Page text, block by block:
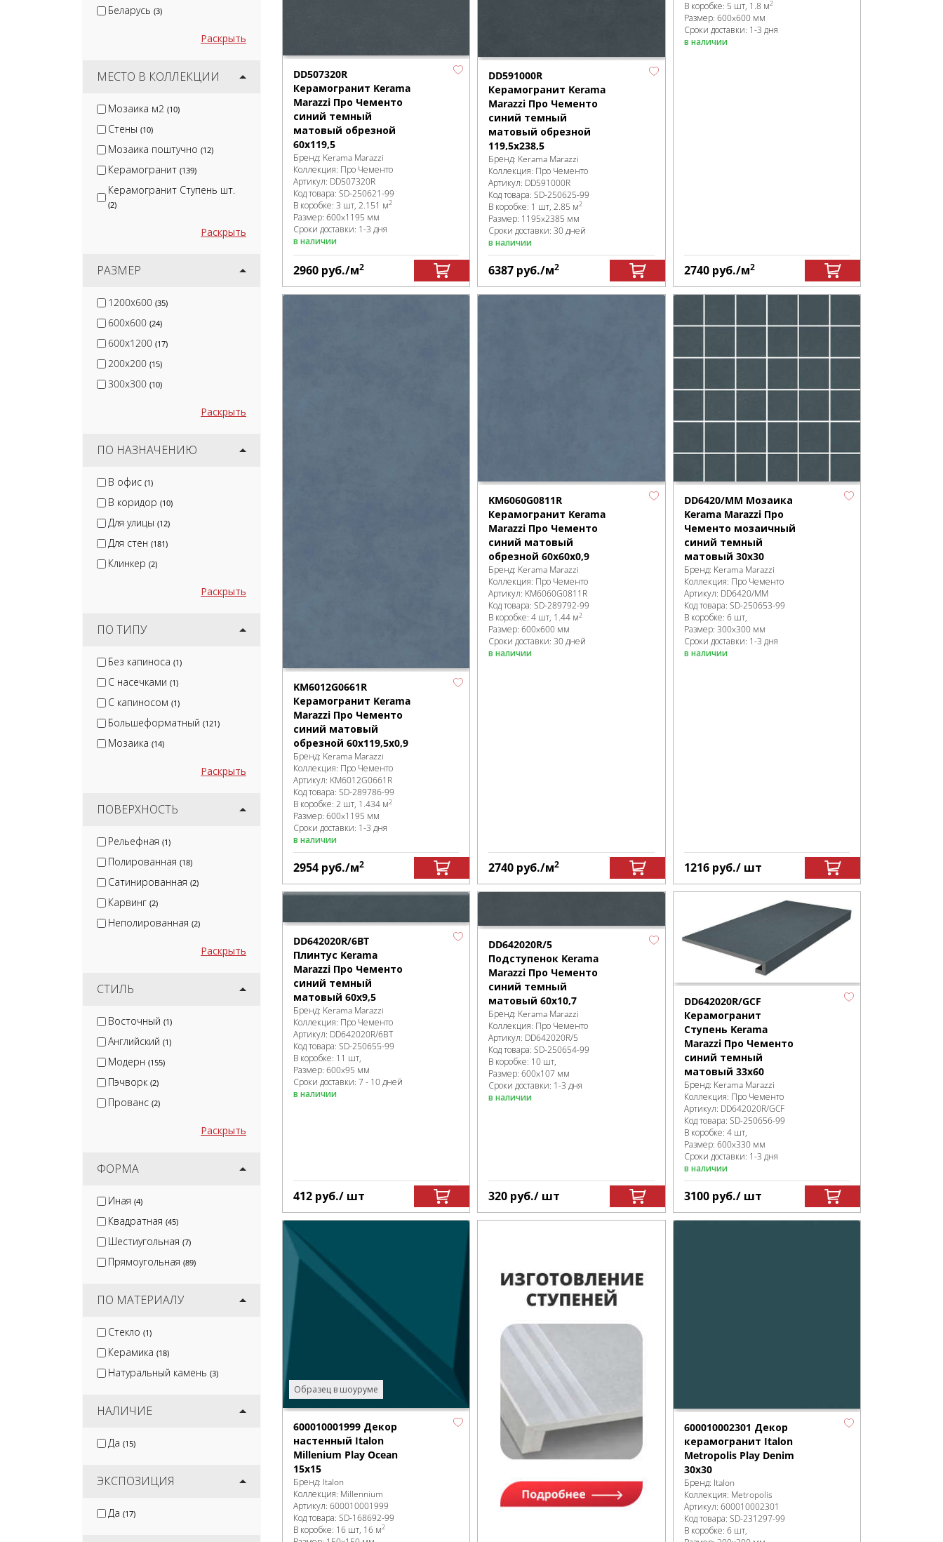
Беларусь (3)
Раскрыть
МЕСТО В КОЛЛЕКЦИИ
Мозаика м2 (10)
Стены (10)
Мозаика поштучно (12)
Керамогранит (139)
Керамогранит Ступень шт.
(2)
Раскрыть
РАЗМЕР
1200x600 (35)
600x600 (24)
600x1200 (17)
200x200 (15)
300x300 (10)
Раскрыть
ПО НАЗНАЧЕНИЮ
В офис (1)
В коридор (10)
Для улицы (12)
Для стен (181)
Клинкер (2)
Раскрыть
ПО ТИПУ
Без капиноса (1)
С насечками (1)
С капиносом (1)
Большеформатный (121)
Мозаика (14)
Раскрыть
ПОВЕРХНОСТЬ
Рельефная (1)
Полированная (18)
Сатинированная (2)
Карвинг (2)
Неполированная (2)
Раскрыть
СТИЛЬ
Восточный (1)
Английский (1)
Модерн (155)
Пэчворк (2)
Прованс (2)
Раскрыть
ФОРМА
Иная (4)
Квадратная (45)
Шестиугольная (7)
Прямоугольная (89)
ПО МАТЕРИАЛУ
Стекло (1)
Керамика (18)
Натуральный камень (3)
НАЛИЧИЕ
Да (15)
ЭКСПОЗИЦИЯ
Да (17)
DD507320R
Керамогранит Kerama
Marazzi Про Чементо
синий темный
матовый обрезной
60x119,5
Бренд: Kerama Marazzi
Коллекция: Про Чементо
Артикул: DD507320R
Код товара: SD-250621-99
В коробке: 3 шт, 2.151 м2
Размер: 600x1195 мм
Сроки доставки: 1-3 дня
в наличии
2960 руб./м2
DD591000R
Керамогранит Kerama
Marazzi Про Чементо
синий темный
матовый обрезной
119,5x238,5
Бренд: Kerama Marazzi
Коллекция: Про Чементо
Артикул: DD591000R
Код товара:SD-250625-99
В коробке: 1 шт, 2.85 м2
Размер: 1195x2385 мм
Сроки доставки: 30 дней
в наличии
6387 руб./м2
В коробке: 5 шт, 1.8 м2
Размер: 600x600 мм
Сроки доставки: 1-3 дня
в наличии
2740 руб./м2
KM6012G0661R
Керамогранит Kerama
Marazzi Про Чементо
синий матовый
обрезной 60х119,5x0,9
Бренд: Kerama Marazzi
Коллекция: Про Чементо
Артикул: KM6012G0661R
Код товара: SD-289786-99
В коробке: 2 шт, 1.434 м2
Размер: 600x1195 мм
Сроки доставки: 1-3 дня
в наличии
2954 руб./м2
KM6060G0811R
Керамогранит Kerama
Marazzi Про Чементо
синий матовый
обрезной 60х60x0,9
Бренд: Kerama Marazzi
Коллекция: Про Чементо
Артикул: KM6060G0811R
Код товара:SD-289792-99
В коробке:4 шт, 1.44 м2
Размер:600x600 мм
Сроки доставки: 30 дней
в наличии
2740 руб./м2
DD6420/MM Мозаика
Kerama Marazzi Про
Чементо мозаичный
синий темный
матовый 30x30
Бренд: Kerama Marazzi
Коллекция: Про Чементо
Артикул: DD6420/MM
Код товара: SD-250653-99
В коробке: 6 шт,
Размер: 300x300 мм
Сроки доставки: 1-3 дня
в наличии
1216 руб./ шт
DD642020R/6BT
Плинтус Kerama
Marazzi Про Чементо
синий темный
матовый 60x9,5
Бренд: Kerama Marazzi
Коллекция: Про Чементо
Артикул: DD642020R/6BT
Код товара: SD-250655-99
В коробке: 11 шт,
Размер: 600x95 мм
Сроки доставки: 7 - 10 дней
в наличии
412 руб./ шт
DD642020R/5
Подступенок Kerama
Marazzi Про Чементо
синий темный
матовый 60x10,7
Бренд: Kerama Marazzi
Коллекция: Про Чементо
Артикул: DD642020R/5
Код товара:SD-250654-99
В коробке: 10 шт,
Размер:600x107 мм
Сроки доставки: 1-3 дня
в наличии
320 руб./ шт
DD642020R/GCF
Керамогранит
Ступень Kerama
Marazzi Про Чементо
синий темный
матовый 33x60
Бренд: Kerama Marazzi
Коллекция: Про Чементо
Артикул: DD642020R/GCF
Код товара: SD-250656-99
В коробке: 4 шт,
Размер: 600x330 мм
Сроки доставки: 1-3 дня
в наличии
3100 руб./ шт
Образец в шоуруме
600010001999 Декор
настенный Italon
Millenium Play Ocean
15x15
Бренд: Italon
Коллекция: Millennium
Артикул: 600010001999
Код товара: SD-168692-99
В коробке: 16 шт, 16 м2
600010002301 Декор
керамогранит Italon
Metropolis Play Denim
30x30
Бренд: Italon
Коллекция: Metropolis
Артикул: 600010002301
Код товара: SD-231297-99
В коробке: 6 шт,